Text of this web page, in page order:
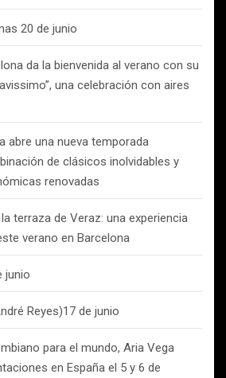
20 de junio
da la bienvenida al verano con su
una celebración con aires
abre una nueva temporada
de clásicos inolvidables y
renovadas
terraza de Veraz: una experiencia
verano en Barcelona
junio
Reyes)17 de junio
para el mundo, Aria Vega
en España el 5 y 6 de